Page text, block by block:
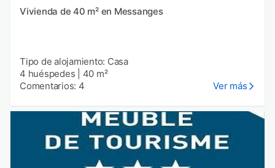
Vivienda de 40 m² en Messanges
Tipo de alojamiento: Casa
4 huéspedes
40 m²
Comentarios: 4
Ver más